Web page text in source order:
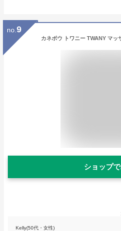
no. 9
カネボウ トワニー TWANY マ
ショップ
Kelly(50代・女性)